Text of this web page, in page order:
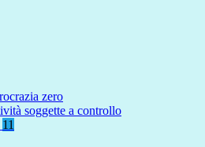
zero
soggette a controllo
11